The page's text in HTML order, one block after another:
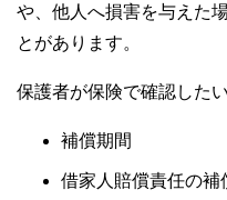
や、他人へ損害を与えた
とがあります。
保護者が保険で確認した
補償期間
借家人賠償責任の補